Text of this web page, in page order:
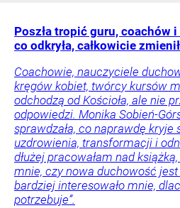
Poszła tropić guru, coachów
co odkryła, całkowicie
Coachowie, nauczyciele
kręgów kobiet, twórcy kursów
odchodzą od Kościoła, ale nie
odpowiedzi. Monika Sobień-
sprawdzała, co naprawdę
uzdrowienia, transformacji i
dłużej pracowałam nad
mnie, czy nowa duchowość jest
bardziej interesowało mnie,
potrzebuje”.